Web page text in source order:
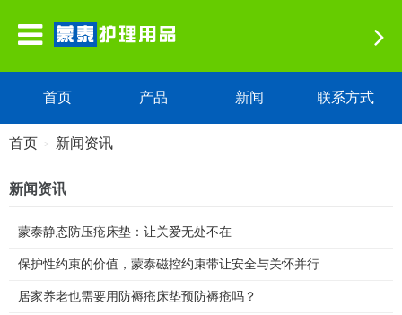
首页 产品 新闻 联系方式
首页 > 新闻资讯
新闻资讯
蒙泰静态防压疮床垫：让关爱无处不在
保护性约束的价值，蒙泰磁控约束带让安全与关怀并行
居家养老也需要用防褥疮床垫预防褥疮吗？